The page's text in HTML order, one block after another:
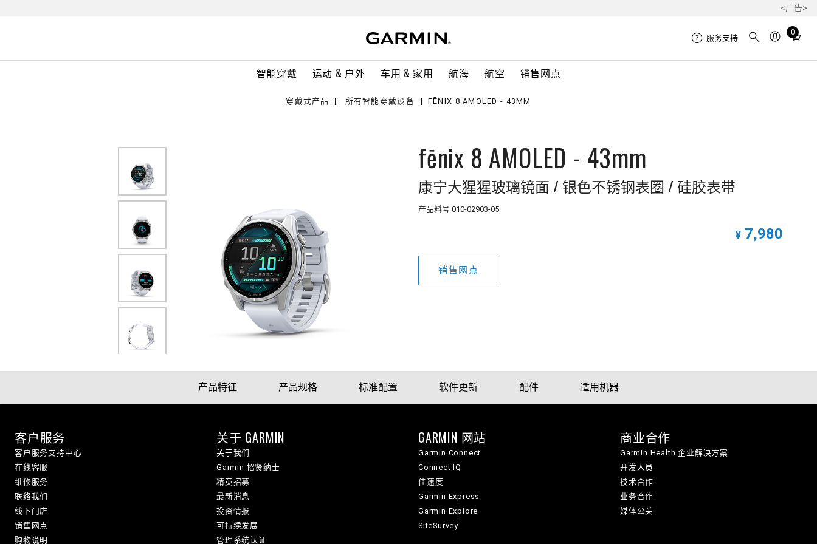
<广告>
智能穿戴 运动 & 户外 车用 & 家用 航海 航空 销售网点
服务支持
0
Total
in
穿戴式产品 所有智能穿戴设备 FĒNIX 8 AMOLED - 43MM
fēnix 8 AMOLED - 43mm
康宁大猩猩玻璃镜面 / 银色不锈钢表圈 / 硅胶表带
产品料号 010-02903-05
¥ 7,980
销售网点
产品特征 产品规格 标准配置 软件更新 配件 适用机器
客户服务
客户服务支持中心
在线客服
维修服务
联络我们
线下门店
销售网点
购物说明
关于 GARMIN
关于我们
Garmin 招贤纳士
精英招募
最新消息
投资情报
可持续发展
管理系统认证
GARMIN 网站
Garmin Connect
Connect IQ
佳速度
Garmin Express
Garmin Explore
SiteSurvey
商业合作
Garmin Health 企业解决方案
开发人员
技术合作
业务合作
媒体公关